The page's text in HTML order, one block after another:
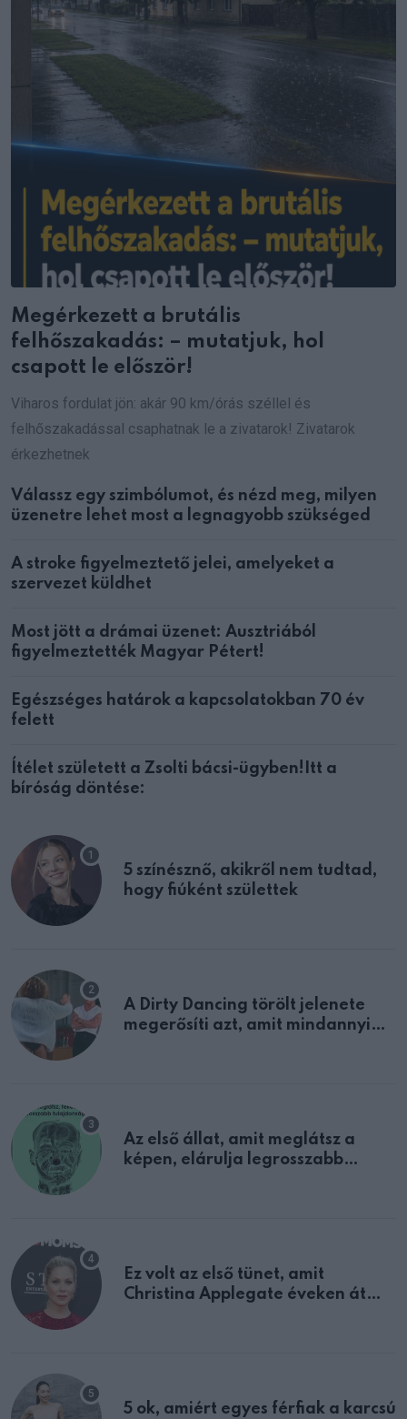
Megérkezett a brutális
felhőszakadás: – mutatjuk, hol
csapott le először!
Viharos fordulat jön: akár 90 km/órás széllel és
felhőszakadással csaphatnak le a zivatarok! Zivatarok
érkezhetnek
Válassz egy szimbólumot, és nézd meg, milyen
üzenetre lehet most a legnagyobb szükséged
A stroke figyelmeztető jelei, amelyeket a
szervezet küldhet
Most jött a drámai üzenet: Ausztriából
figyelmeztették Magyar Pétert!
Egészséges határok a kapcsolatokban 70 év
felett
Ítélet született a Zsolti bácsi-ügyben!Itt a
bíróság döntése:
5 színésznő, akikről nem tudtad,
hogy fiúként születtek
A Dirty Dancing törölt jelenete
megerősíti azt, amit mindannyian
Az első állat, amit meglátsz a
képen, elárulja legrosszabb
Ez volt az első tünet, amit
Christina Applegate éveken át
5 ok, amiért egyes férfiak a karcsú